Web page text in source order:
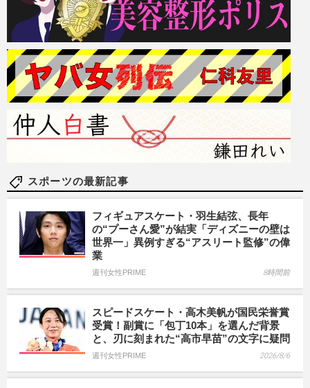
スポーツの最新記事
フィギュアスケート・羽生結弦、長年
の“プーさん愛”が結実「ディズニーの壁は
世界一」異例すぎる“アスリート監修”の偉
業
週刊女性PRIME 8時間前
スピードスケート・高木美帆が国民栄誉賞
受賞！副賞に「包丁10本」を選んだ背景
と、刃に刻まれた“高市早苗”の文字に疑問
週刊女性PRIME 2026/8/6